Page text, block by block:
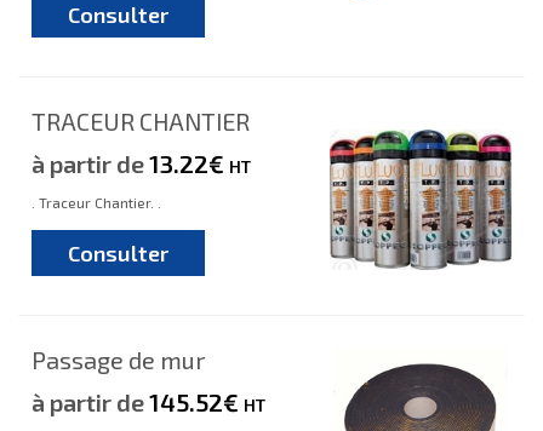
Consulter
TRACEUR CHANTIER
à partir de13.22€ HT
. Traceur Chantier. .
Consulter
Passage de mur
à partir de145.52€ HT